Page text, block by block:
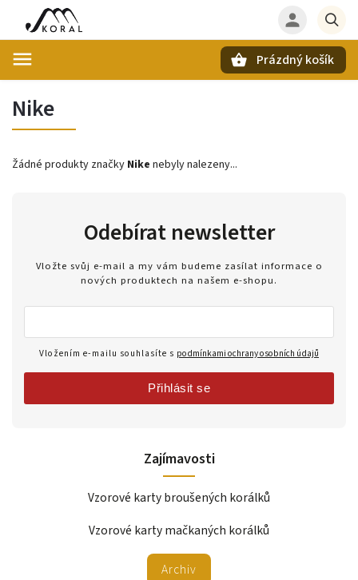
Prázdný košík
Nike
Žádné produkty značky Nike nebyly nalezeny...
Zajímavosti
Vzorové karty broušených korálků
Vzorové karty mačkaných korálků
Archiv
Odebírat newsletter
Vložte svůj e-mail a my vám budeme zasílat informace o
nových produktech na našem e-shopu.
Vložením e-mailu souhlasíte s podmínkami ochrany osobních údajů
Přihlásit se